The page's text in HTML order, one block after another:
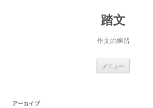
踏文
作文の練習
メニュー
アーカイブ